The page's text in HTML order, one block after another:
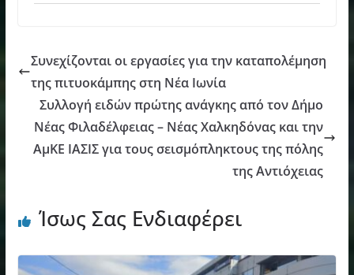
Συνεχίζονται οι εργασίες για την καταπολέμηση
της πιτυοκάμπης στη Νέα Ιωνία
Συλλογή ειδών πρώτης ανάγκης από τον Δήμο
Νέας Φιλαδέλφειας – Νέας Χαλκηδόνας και την
ΑμΚΕ ΙΑΣΙΣ για τους σεισμόπληκτους της πόλης
της Αντιόχειας
Ίσως Σας Ενδιαφέρει